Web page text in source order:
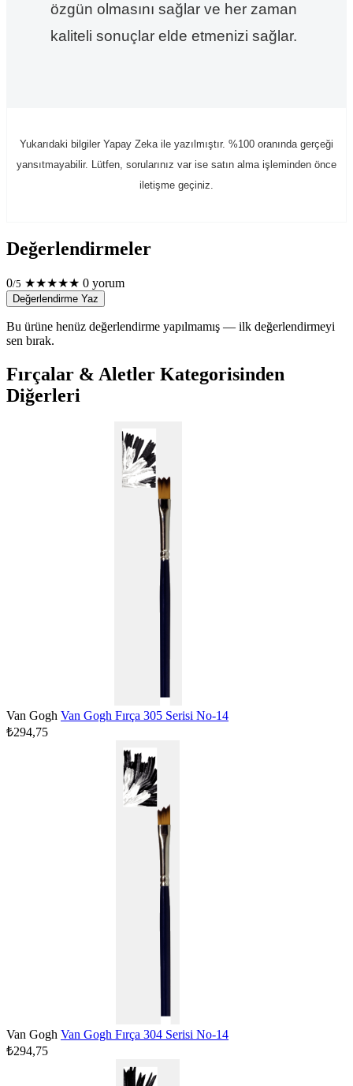
özgün olmasını sağlar ve her zaman
kaliteli sonuçlar elde etmenizi sağlar.
Yukarıdaki bilgiler Yapay Zeka ile yazılmıştır. %100 oranında gerçeği
yansıtmayabilir. Lütfen, sorularınız var ise satın alma işleminden önce
iletişme geçiniz.
Değerlendirmeler
0/5 ★★★★★ 0 yorum
Değerlendirme Yaz
Bu ürüne henüz değerlendirme yapılmamış — ilk değerlendirmeyi
sen bırak.
Fırçalar & Aletler Kategorisinden
Diğerleri
Van Gogh Van Gogh Fırça 305 Serisi No-14
₺294,75
Van Gogh Van Gogh Fırça 304 Serisi No-14
₺294,75